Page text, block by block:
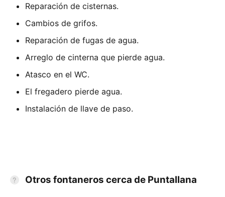
Reparación de cisternas.
Cambios de grifos.
Reparación de fugas de agua.
Arreglo de cinterna que pierde agua.
Atasco en el WC.
El fregadero pierde agua.
Instalación de llave de paso.
Otros fontaneros cerca de Puntallana